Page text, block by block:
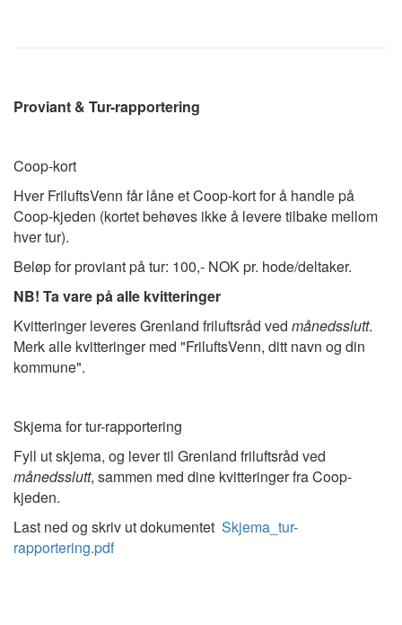
Proviant & Tur-rapportering
Coop-kort
Hver FriluftsVenn får låne et Coop-kort for å handle på
Coop-kjeden (kortet behøves ikke å levere tilbake mellom
hver tur).
Beløp for proviant på tur: 100,- NOK pr. hode/deltaker.
NB! Ta vare på alle kvitteringer
Kvitteringer leveres Grenland friluftsråd ved månedsslutt.
Merk alle kvitteringer med "FriluftsVenn, ditt navn og din
kommune".
Skjema for tur-rapportering
Fyll ut skjema, og lever til Grenland friluftsråd ved
månedsslutt, sammen med dine kvitteringer fra Coop-
kjeden.
Last ned og skriv ut dokumentet Skjema_tur-
rapportering.pdf